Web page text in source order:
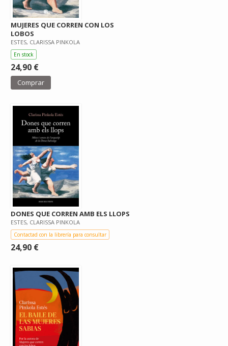
MUJERES QUE CORREN CON LOS
LOBOS
ESTES, CLARISSA PINKOLA
En stock
24,90 €
Comprar
DONES QUE CORREN AMB ELS LLOPS
ESTES, CLARISSA PINKOLA
Contactad con la librería para consultar
24,90 €